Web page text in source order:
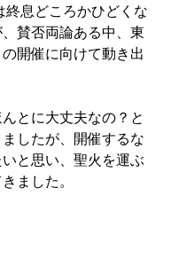
終息どころかひどくな
賛否両論ある中、東
開催に向けて動き出
とに大丈夫なの？と
したが、開催するな
と思い、聖火を運ぶ
ました。